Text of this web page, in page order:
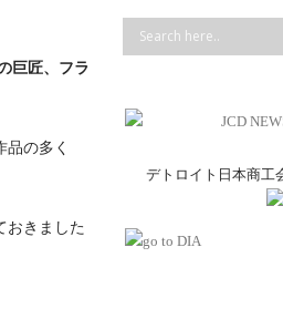
巨匠、フラ
の多く
おきました
デトロイト日本商工